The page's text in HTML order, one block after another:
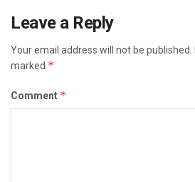
Leave a Reply
Your email address will not be published.
marked *
Comment *